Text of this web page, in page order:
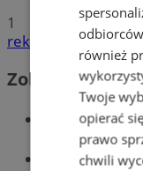
1
reklama
Zobacz również
również
Twoje
opierać
prawo
chwili